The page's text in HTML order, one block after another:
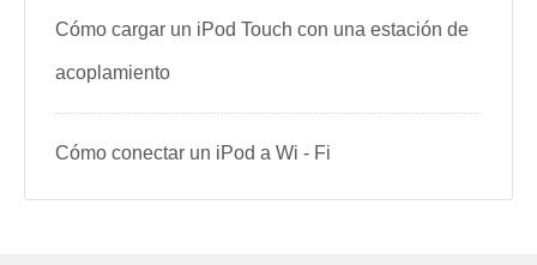
Cómo cargar un iPod Touch con una estación de
acoplamiento
Cómo conectar un iPod a Wi - Fi